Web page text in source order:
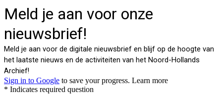
Meld je aan voor onze
nieuwsbrief!
Meld je aan voor de digitale nieuwsbrief en blijf op de hoogte van
het laatste nieuws en de activiteiten van het Noord-Hollands
Archief!
Sign in to Google to save your progress. Learn more
* Indicates required question